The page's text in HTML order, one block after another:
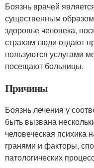
Боязнь врачей
существенным
здоровье человека,
страхам люди отдают
пользуются услугами
посещают больницы.
Причины
Боязнь лечения у
быть вызвана
человеческая психика
гранями и факторы,
патологических